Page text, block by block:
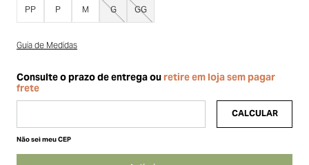
PP P M G GG
Guia de Medidas
Não sei meu CEP